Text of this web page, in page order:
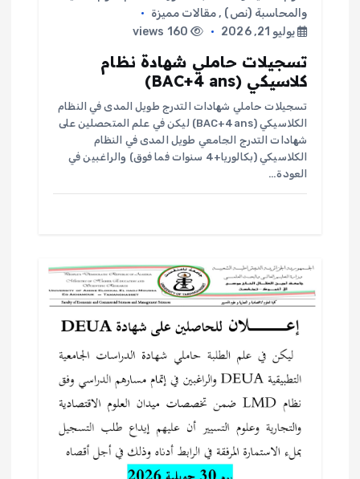
والمحاسبة (نص) ,مقالات مميزة
يوليو 21, 2026
160 views
تسجيلات حاملي شهادة نظام
كلاسيكي (BAC+4 ans)
تسجيلات حاملي شهادات التدرج طويل المدى في النظام
الكلاسيكي (BAC+4ans) ليكن في علم المتحصلين على
شهادات التدرج الجامعي طويل المدى في النظام
الكلاسيكي (بكالوريا+4 سنوات فما فوق) والراغبين في
العودة…